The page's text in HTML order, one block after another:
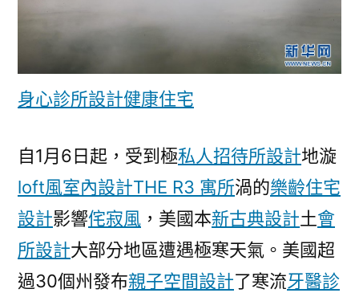
座
被
[組
圖]_
中
國
展
門
身心診所設計健康住宅
自1月6日起，受到極私人招待所設計地漩
loft風室內設計THE R3 寓所渦的樂齡住宅
設計影響侘寂風 ，美國本新古典設計土會
所設計大部分地區遭遇極寒天氣。美國超
過30個州發布親子空間設計了寒流牙醫診